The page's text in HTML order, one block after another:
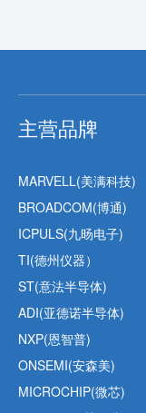
主营品牌
MARVELL(美满科技)
BROADCOM(博通)
ICPULS(九旸电子)
TI(德州仪器）
ST(意法半导体)
ADI(亚德诺半导体)
NXP(恩智普)
ONSEMI(安森美)
MICROCHIP(微芯)